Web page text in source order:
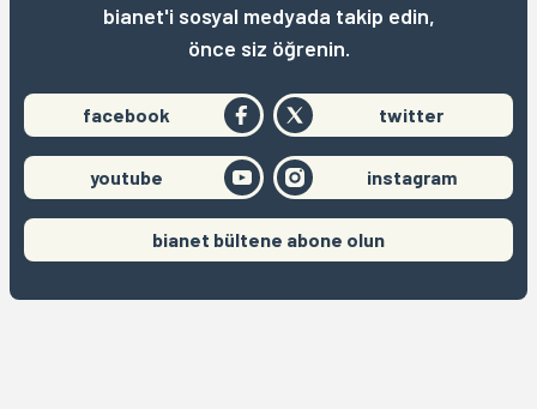
bianet'i sosyal medyada takip edin,
önce siz öğrenin.
facebook twitter
youtube instagram
bianet bültene abone olun